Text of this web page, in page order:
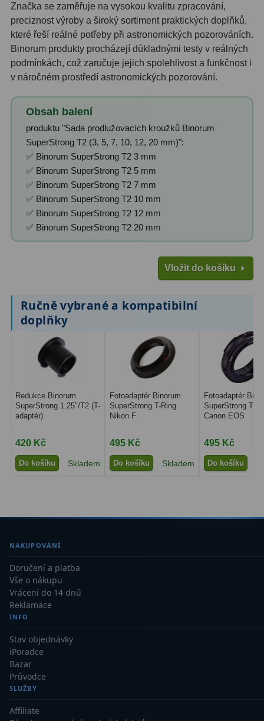
výtahům
Pozorovací dalekohledy 50
3
Turistické9
ornitologie17
Monokuláry20
Dárkové1
Binokulární dalekohledy285
Astronomické44
Kapesní 14
7
Námořní 12
Divadelní2
Dálkoměry a Noční vidění 17
Dálkoměry
Mikroskopy76
Pro děti5
Hobby 4
Školní a studentské
Laboratorní
Kapesní10
Digitální
Značka se zaměřuje na vysokou kvalitu zpracování,
preciznost výroby a široký sortiment praktických doplňků,
které řeší reálné potřeby při astronomických pozorováních.
Binorum produkty procházejí důkladnými testy v reálných
podmínkách, což zaručuje jejich spolehlivost a funkčnost i
v náročném prostředí astronomických pozorování.
Obsah balení
produktu "Sada prodlužovacích kroužků Binorum
SuperStrong T2 (3, 5, 7, 10, 12, 20 mm)":
✅ Binorum SuperStrong T2 3 mm
✅ Binorum SuperStrong T2 5 mm
✅ Binorum SuperStrong T2 7 mm
✅ Binorum SuperStrong T2 10 mm
✅ Binorum SuperStrong T2 12 mm
✅ Binorum SuperStrong T2 20 mm
Vložit do košíku
Ručně vybrané a kompatibilní
doplňky
Redukce Binorum
SuperStrong 1,25″/T2 (T-
adaptér)
420 Kč
Do košíku Skladem
Fotoadaptér Binorum
SuperStrong T-Ring
Nikon F
495 Kč
Do košíku Skladem
Fotoadaptér
SuperStrong T-
Canon EOS
495 Kč
Do košíku
NAKUPOVÁNÍ
Doručení a platba
Vše o nákupu
Vrácení do 14 dnů
Reklamace
INFO
Stav objednávky
iPoradce
Bazar
Průvodce
SLUŽBY
Affiliate